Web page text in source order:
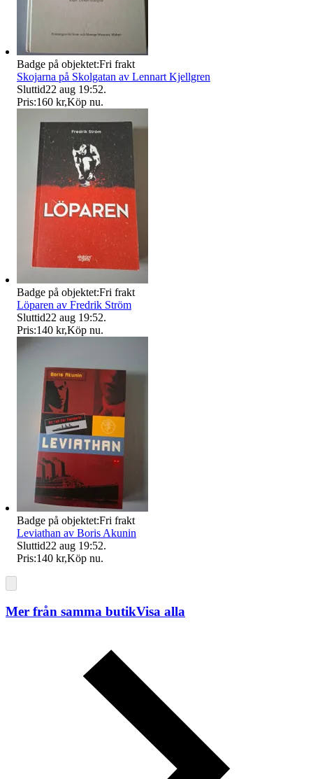
Badge på objektet:Fri frakt
Skojarna på Skolgatan av Lennart Kjellgren
Sluttid22 aug 19:52.
Pris:160 kr,Köp nu.
Badge på objektet:Fri frakt
Löparen av Fredrik Ström
Sluttid22 aug 19:52.
Pris:140 kr,Köp nu.
Badge på objektet:Fri frakt
Leviathan av Boris Akunin
Sluttid22 aug 19:52.
Pris:140 kr,Köp nu.
Mer från samma butikVisa alla